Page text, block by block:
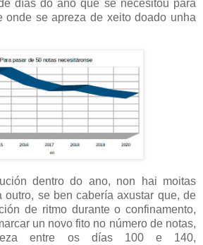
días do ano que se necesitou para
onde se apreza de xeito doado unha
dentro do ano, non hai moitas
outro, se ben cabería axustar que, de
de ritmo durante o confinamento,
un novo fito no número de notas,
entre os días 100 e 140,